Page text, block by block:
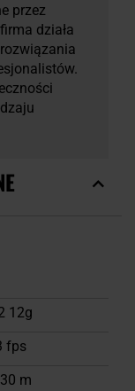
przez
działa
12g
fps
m